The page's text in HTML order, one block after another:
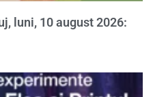
luni, 10 august 2026: